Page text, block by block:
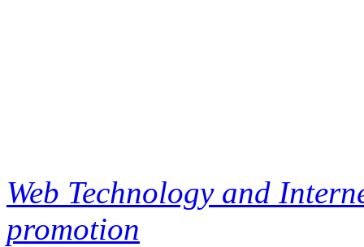
Web Technology and
promotion